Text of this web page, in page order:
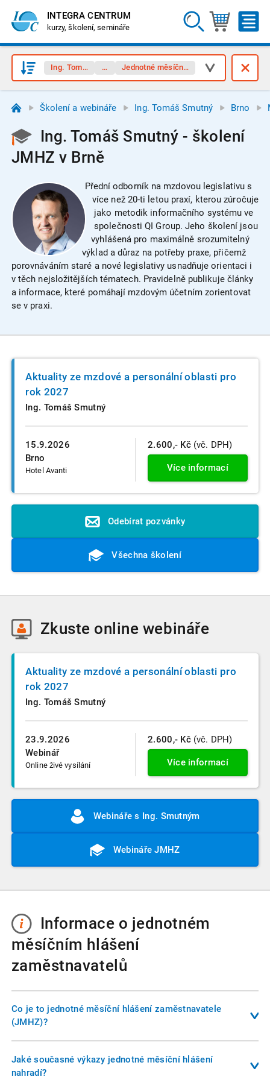
INTEGRA CENTRUM
kurzy, školení, semináře
Ing. Tomáš Smutný
Brno Jednotné měsíční hlášení (JMHZ)
Školení a webináře Ing. Tomáš Smutný Brno
Ing. Tomáš Smutný - školení
JMHZ v Brně
Přední odborník na mzdovou legislativu s
více než 20-ti letou praxí, kterou zúročuje
jako metodik informačního systému ve
společnosti QI Group. Jeho školení jsou
vyhlášená pro maximálně srozumitelný
výklad a důraz na potřeby praxe, přičemž
porovnáváním staré a nové legislativy usnadňuje orientaci i
v těch nejsložitějších tématech. Pravidelně publikuje články
a informace, které pomáhají mzdovým účetním zorientovat
se v praxi.
15.9.2026
Brno
Hotel Avanti
Aktuality ze mzdové a personální oblasti pro
rok 2027
Ing. Tomáš Smutný
2.600,- Kč (vč. DPH)
Více informací
Odebírat pozvánky
Všechna školení
Zkuste online webináře
23.9.2026
Webinář
Online živé vysílání
Aktuality ze mzdové a personální oblasti pro
rok 2027
Ing. Tomáš Smutný
2.600,- Kč (vč. DPH)
Více informací
Webináře s Ing. Smutným
Webináře JMHZ
Informace o jednotném
měsíčním hlášení
zaměstnavatelů
Co je to jednotné měsíční hlášení zaměstnavatele
(JMHZ)?
Jednotné měsíční hlášení je nový digitalizační projekt, který
sjednocuje většinu reportovacích povinností zaměstnavatele
vůči státu do jednoho jediného elektronického podání
Jaké současné výkazy jednotné měsíční hlášení
nahradí?